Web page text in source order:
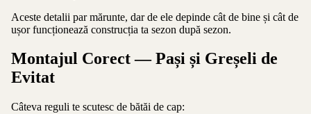
Aceste detalii par mărunte, dar de ele depinde cât de bine și cât de
ușor funcționează construcția ta sezon după sezon.
Montajul Corect — Pași și Greșeli de
Evitat
Câteva reguli te scutesc de bătăi de cap: